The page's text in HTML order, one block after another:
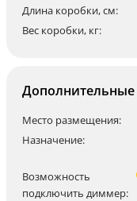
Длина коробки, см:
Вес коробки, кг:
Место размещения:
Назначение:
Возможность
подключить диммер: